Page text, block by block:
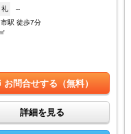
礼
--
駅 徒歩7分
お問合せする（無料）
詳細を見る